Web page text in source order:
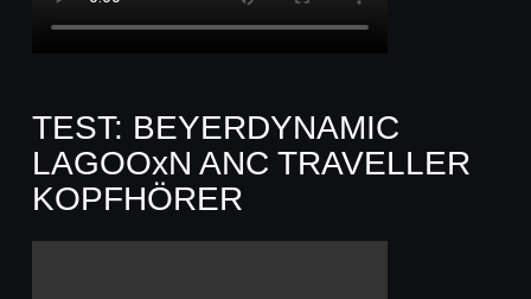
TEST: BEYERDYNAMIC
LAGOOxN ANC TRAVELLER
KOPFHÖRER